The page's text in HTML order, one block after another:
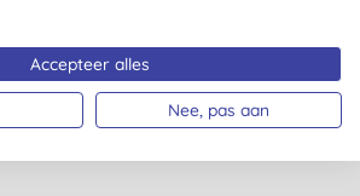
Accepteer alles
Nee, pas aan